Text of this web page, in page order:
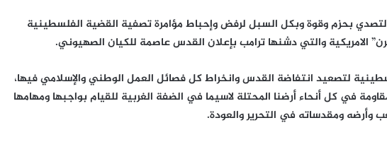
بحزم وقوة وبكل السبل لرفض وإحباط مؤامرة تصفية القضية الفلسطينية
الامريكية والتي دشنها ترامب بإعلان القدس عاصمة للكيان الصهيوني.
لتصعيد انتفاضة القدس وانخراط كل فصائل العمل الوطني والإسلامي فيها،
في كل أنحاء أرضنا المحتلة لاسيما في الضفة الغربية للقيام بواجبها ومهامها
وأرضه ومقدساته في التحرير والعودة.